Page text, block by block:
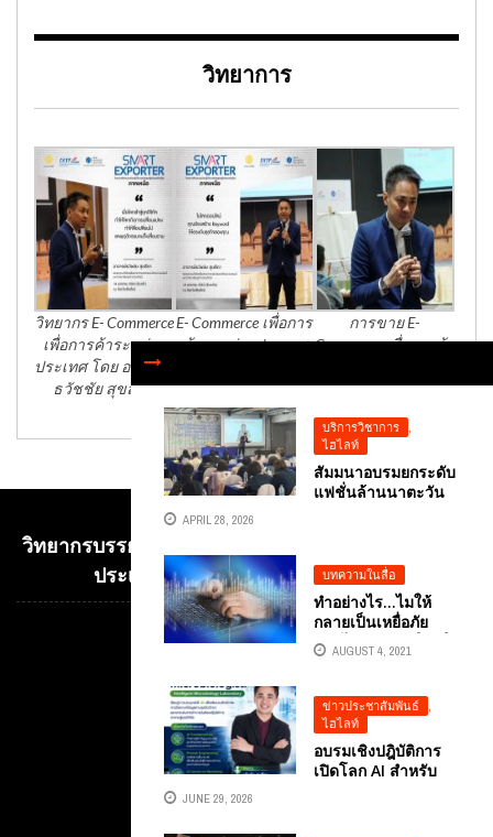
บริการวิชาการ
,
ไฮไลท์
สัมมนาอบรมยกระดับ
แฟชั่นล้านนาตะวัน
สิ่งทอ เปิดโครงการ
“SIRIN LANNA” ดัน
อัตลักษณ์ผ้าทอและ
เครื่องประดับไทยสู่
GLOBAL FASHION
APRIL 28, 2026
บทความในสื่อ
ทำอย่างไร…ไมให้
กลายเป็นเหยื่อภัย
ออนไลน์จากวิถีใหม่ใน
ยุคโควิด
AUGUST 4, 2021
ข่าวประชาสัมพันธ์
ไฮไลท์
อบรมเชิงปฎิบัติการ
เปิดโลก AI สำหรับ
JUNE 29, 2026
วิทยาการ
วิทยากร E- Commerce
เพื่อการค้าระหว่าง
ประเทศ โดย อาจารย์
ธวัชชัย สุขสีดา
E- Commerce เพื่อการ
ค้าระหว่างประเทศ
สุขสีดา
การขาย E-
Commerce เพื่อการค้า
วิทยากรบรรยาย E-COMMERCE เพื่อการค้าระหว่าง
ประเทศ อ.ดร.ต้นรัก ธวัชชัย สุขสีดา